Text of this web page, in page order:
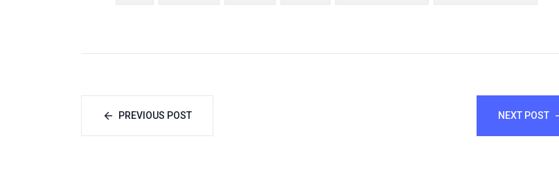
PREVIOUS POST NEXT POST